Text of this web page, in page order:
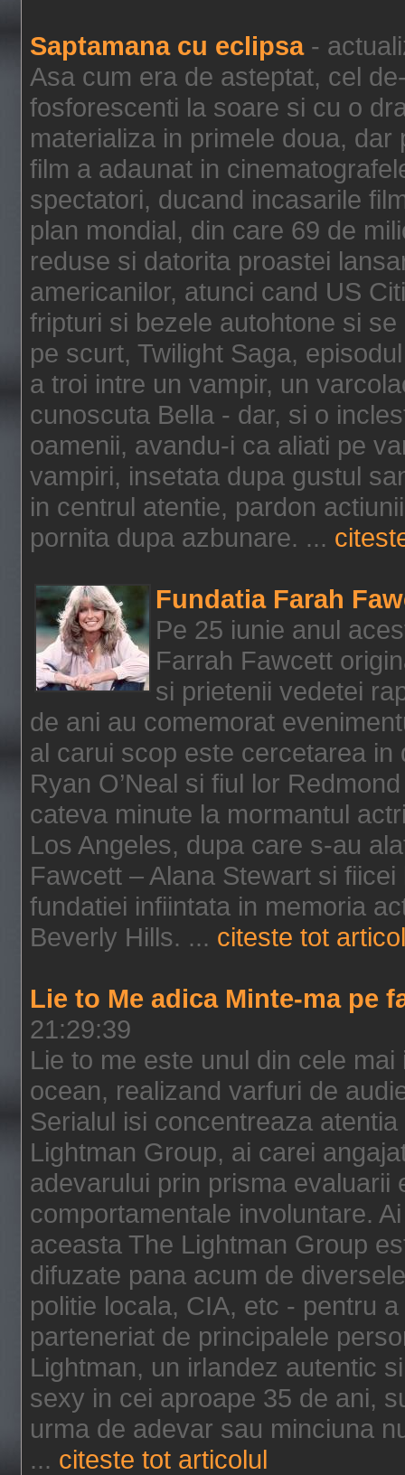
Saptamana cu eclipsa-
Asa cum era de asteptat, cel
fosforescenti la soare si cu o
materializa in primele doua,
film a adaunat in
spectatori, ducand incasarile
plan mondial, din care 69 de
reduse si datorita proastei
americanilor, atunci cand US
fripturi si bezele autohtone si
pe scurt, Twilight Saga,
a troi intre un vampir, un
cunoscuta Bella - dar, si o
oamenii, avandu-i ca aliati pe
vampiri, insetata dupa gustul
in centrul atentie, pardon
pornita dupa azbunare. ...
Fundatia Farah
Pe 25 iunie anul
Farrah Fawcett
si prietenii vedetei
de ani au comemorat
al carui scop este cercetarea
Ryan O’Neal si fiul lor
cateva minute la mormantul
Los Angeles, dupa care s-au
Fawcett – Alana Stewart si fiicei
fundatiei infiintata in memoria
Beverly Hills. ... citeste tot
Lie to Me adica Minte-ma pe
21:29:39
Lie to me este unul din cele
ocean, realizand varfuri de
Serialul isi concentreaza
Lightman Group, ai carei
adevarului prin prisma evaluarii
comportamentale involuntare.
aceasta The Lightman Group
difuzate pana acum de
politie locala, CIA, etc - pentru
parteneriat de principalele
Lightman, un irlandez autentic
sexy in cei aproape 35 de ani,
urma de adevar sau minciuna
... citeste tot articolul